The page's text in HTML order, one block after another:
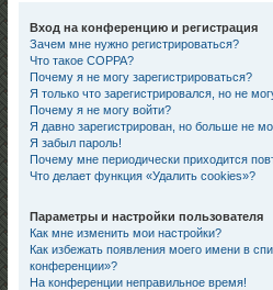
Вход на конференцию и регистрация
Зачем мне нужно регистрироваться?
Что такое COPPA?
Почему я не могу зарегистрироваться?
Я только что зарегистрировался, но не
Почему я не могу войти?
Я давно зарегистрирован, но больше не
Я забыл пароль!
Почему мне периодически приходится
Что делает функция «Удалить cookies»?
Параметры и настройки пользователя
Как мне изменить мои настройки?
Как избежать появления моего имени в
конференции»?
На конференции неправильное время!